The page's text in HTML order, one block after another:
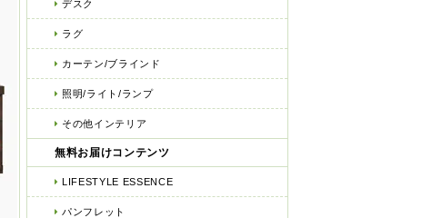
デスク
ラグ
カーテン/ブラインド
照明/ライト/ランプ
その他インテリア
無料お届けコンテンツ
LIFESTYLE ESSENCE
パンフレット